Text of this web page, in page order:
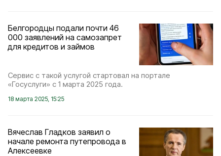
Белгородцы подали почти 46
000 заявлений на самозапрет
для кредитов и займов
Сервис с такой услугой стартовал на портале
«Госуслуги» с 1 марта 2025 года.
18 марта 2025, 15:25
Вячеслав Гладков заявил о
начале ремонта путепровода в
Алексеевке